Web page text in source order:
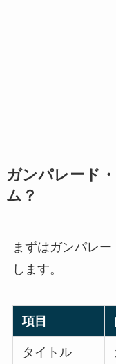
ガンパレード
ム？
まずはガンパレ
します。
項目
タイトル